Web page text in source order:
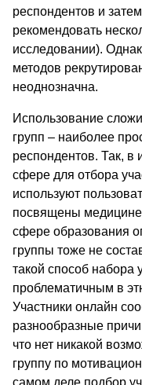
респондентов и
рекомендовать
исследовании).
методов
неоднозначна.
Использование
групп – наиболее
респондентов. Так, в
сфере для отбора
используют
посвящены
сфере образования
группы тоже не
такой способ набора
проблематичным в
Участники онлайн
разнообразные
что нет никакой
группу по
самом деле подбор